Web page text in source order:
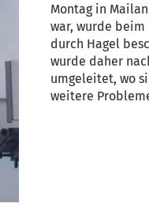
Montag in
war, wurde beim
durch Hagel
wurde daher
umgeleitet, wo
weitere